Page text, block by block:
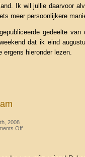
Ik wil jullie daarvoor
meer persoonlijkere
gedeelte van
dat ik eind
ergens hieronder lezen.
2008
Offon